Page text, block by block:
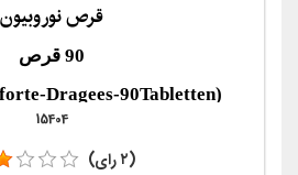
قرص نوروبیون
90 قرص
(Neurobion ®-forte-Dragees-90Tabletten)
15404
(۲ رای)